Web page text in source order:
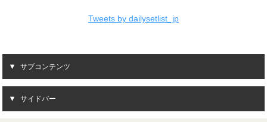
Tweets by dailysetlist_jp
サブコンテンツ
サイドバー